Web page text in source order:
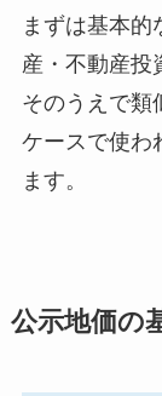
まずは基本的
産・不動産投
そのうえで類
ケースで使わ
ます。
公示地価の